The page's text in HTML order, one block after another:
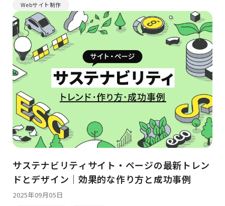
Webサイト制作
サステナビリティサイト・ページの最新トレン
ドとデザイン｜効果的な作り方と成功事例
2025年09月05日